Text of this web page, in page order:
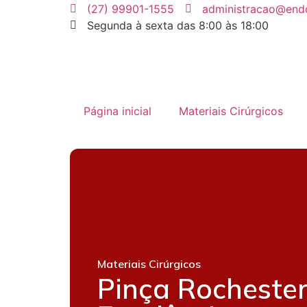
(27) 99901-1555
Segunda à sexta das 8:00 às 18:00
Página inicial Materiais Cirúrgicos
Materiais Cirúrgicos
Pinça